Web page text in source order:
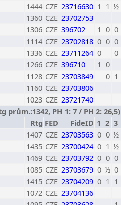
1444 CZE 23716630 1 1 ½
1360 CZE 23702753
1306 CZE 396702 1 0 0
1114 CZE 23702818 0 0 0
1336 CZE 23711264 0 0
1266 CZE 396710 1 0
1128 CZE 23703849 0 1
1160 CZE 23703806
1023 CZE 23721740
prům.:1342, PH 1: 7 / PH 2: 26,5)
Rtg FED FideID 1 2 3
1407 CZE 23703563 0 0 ½
1435 CZE 23700424 0 1 ½
1469 CZE 23703792 0 0 0
1085 CZE 23703679 0 ½ 0
1415 CZE 23704209 0 1 1
1072 CZE 23704136